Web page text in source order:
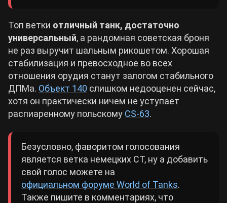
Топ ветки отличный танк, достаточно
универсальный, а рандомная советская броня
не раз выручит шальным рикошетом. Хорошая
стабилизация и превосходное во всех
отношения орудия станут залогом стабильного
ДПМа. Объект 140 слишком недооценен сейчас,
хотя он практически ничем не уступает
распиаренному польскому CS-63.
Безусловно, фаворитом голосования
является ветка немецких СТ, ну а добавить
свой голос можете на
официальном форуме World of Tanks.
Также пишите в комментариях, что